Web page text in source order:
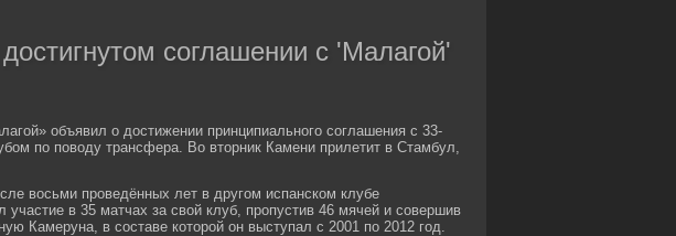
соглашении с 'Малагой'
объявил о достижении принципиального соглашения с 33-
по поводу трансфера. Во вторник Камени прилетит в Стамбул,
восьми проведённых лет в другом испанском клубе
в 35 матчах за свой клуб, пропустив 46 мячей и совершив
Камеруна, в составе которой он выступал с 2001 по 2012 год.